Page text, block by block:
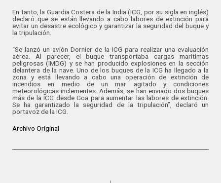
En tanto, la Guardia Costera de la India (ICG, por su sigla en inglés)
declaró que se están llevando a cabo labores de extinción para
evitar un desastre ecológico y garantizar la seguridad del buque y
la tripulación.
“Se lanzó un avión Dornier de la ICG para realizar una evaluación
aérea. Al parecer, el buque transportaba cargas marítimas
peligrosas (IMDG) y se han producido explosiones en la sección
delantera de la nave. Uno de los buques de la ICG ha llegado a la
zona y está llevando a cabo una operación de extinción de
incendios en medio de un mar agitado y condiciones
meteorológicas inclementes. Además, se han enviado dos buques
más de la ICG desde Goa para aumentar las labores de extinción.
Se ha garantizado la seguridad de la tripulación”, declaró un
portavoz de la ICG.
Archivo Original